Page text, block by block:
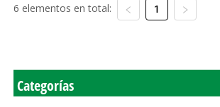
6 elementos en total: 1
Categorías